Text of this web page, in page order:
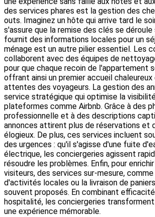
des services phares est la gestion des
outs. Imaginez un hôte qui arrive tard le
s'assure que la remise des clés se
fournit des informations locales pour un
ménage est un autre pilier essentiel. Les
collaborent avec des équipes de
pour que chaque recoin de l'appartement
offrant ainsi un premier accueil
attentes des voyageurs. La gestion des
service stratégique qui optimise la
plateformes comme Airbnb. Grâce à des
professionnelle et à des descriptions
annonces attirent plus de réservations et
élogieux. De plus, ces services incluent
des urgences : qu'il s'agisse d'une fuite
électrique, les conciergeries agissent
résoudre les problèmes. Enfin, pour
visiteurs, des services sur-mesure,
d'activités locales ou la livraison de
souvent proposés. En combinant
hospitalité, les conciergeries
une expérience mémorable.